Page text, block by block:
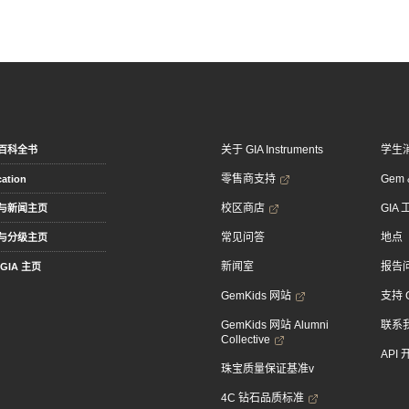
科全书
新闻主页
分级主页
主页
关于 GIA Instruments
零售商支持
校区商店
常见问答
新闻室
GemKids 网站
GemKids 网站 Alumni
Collective
珠宝质量保证基准v
4C 钻石品质标准
学生
Gem
GIA
地点
报告
支持
联系
API